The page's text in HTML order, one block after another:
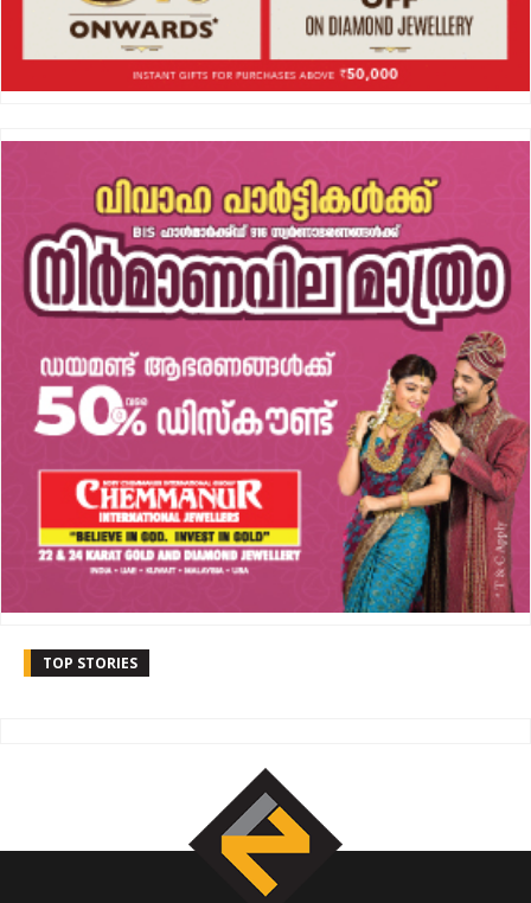
TOP STORIES